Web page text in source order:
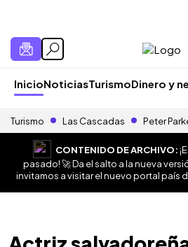
InicioNoticiasTurismoDinero y
Turismo Las Cascadas Peter
CONTENIDO DE ARCHIVO:
pasado! 🚀 Da el salto a la nueva
invitamos a visitar el nuevo portal país